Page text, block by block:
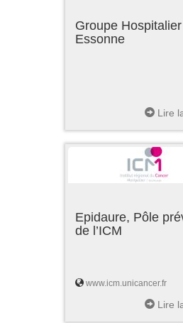
Groupe
Essonne
Lire
Epidaure, Pôle
de l’ICM
www.icm.unicancer.fr
Lire